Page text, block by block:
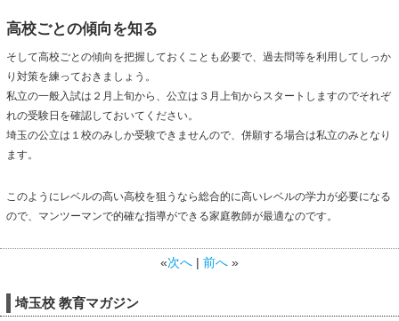
高校ごとの傾向を知る
そして高校ごとの傾向を把握しておくことも必要で、過去問等を利用してしっか
り対策を練っておきましょう。
私立の一般入試は２月上旬から、公立は３月上旬からスタートしますのでそれぞ
れの受験日を確認しておいてください。
埼玉の公立は１校のみしか受験できませんので、併願する場合は私立のみとなり
ます。
このようにレベルの高い高校を狙うなら総合的に高いレベルの学力が必要になる
ので、マンツーマンで的確な指導ができる家庭教師が最適なのです。
«次へ | 前へ »
埼玉校 教育マガジン